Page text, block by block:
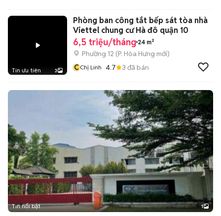
Tin ưu tiên 3
Phòng ban công tắt bếp sát tòa nhà
Viettel chung cư Hà đô quận 10
6,5 triệu/tháng 24 m²
Phường 12 (P. Hòa Hưng mới)
CChị Linh 4.7 3 đã bán
Tin nổi bật 1